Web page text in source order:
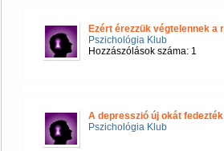
Ezért érezzük végtelennek a
Pszichológia Klub
Hozzászólások száma: 1
A depresszió új okát fedezték
Pszichológia Klub